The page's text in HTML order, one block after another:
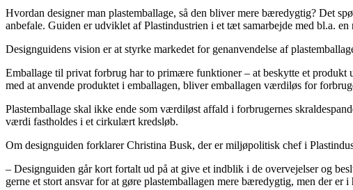
Hvordan designer man plastemballage, så den bliver mere bæredygtig? Det
anbefale. Guiden er udviklet af Plastindustrien i et tæt samarbejde med bl.a.
Designguidens vision er at styrke markedet for genanvendelse af
Emballage til privat forbrug har to primære funktioner – at beskytte et
med at anvende produktet i emballagen, bliver emballagen værdiløs for
Plastemballage skal ikke ende som værdiløst affald i forbrugernes
værdi fastholdes i et cirkulært kredsløb.
Om designguiden forklarer Christina Busk, der er miljøpolitisk chef i
– Designguiden går kort fortalt ud på at give et indblik i de overvejelser og
gerne et stort ansvar for at gøre plastemballagen mere bæredygtig, men der